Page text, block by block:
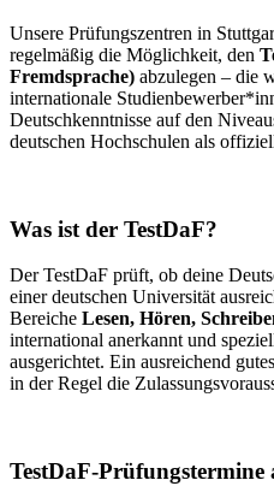
Unsere Prüfungszentren in
regelmäßig die Möglichkeit, den
Fremdsprache) abzulegen – die
internationale
Deutschkenntnisse auf den
deutschen Hochschulen als
Was ist der TestDaF?
Der TestDaF prüft, ob deine
einer deutschen Universität
Bereiche Lesen, Hören,
international anerkannt und
ausgerichtet. Ein ausreichend
in der Regel die
TestDaF-Prüfungstermine